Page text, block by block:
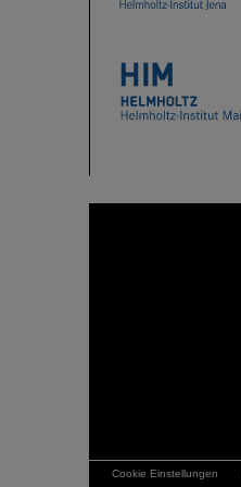
Cookie Einstellungen